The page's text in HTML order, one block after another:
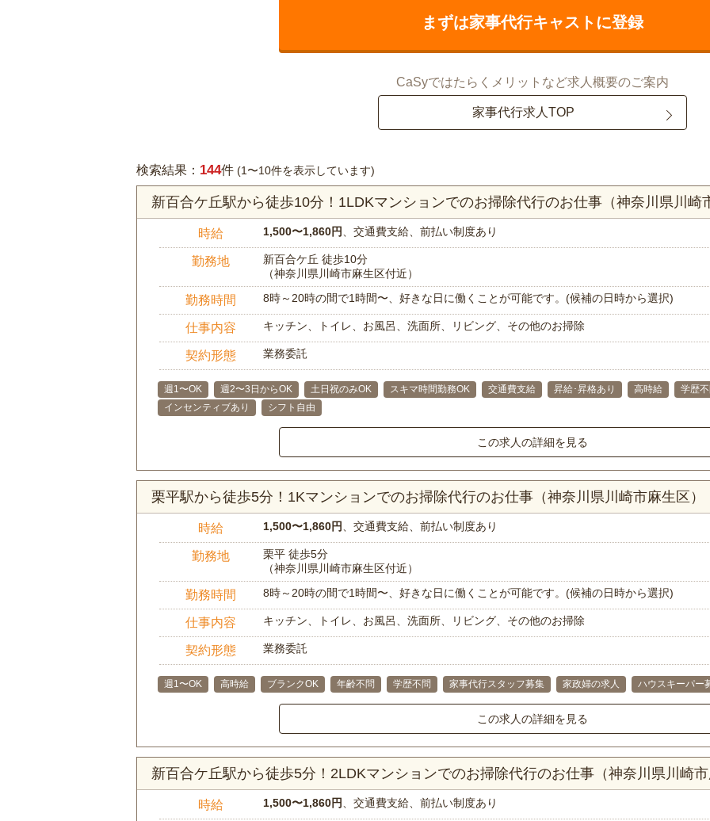
まずは家事代行キャストに登録
CaSyではたらくメリットなど求人概要のご案内
家事代行求人TOP
検索結果： 144件 (1〜10件を表示しています)
新百合ケ丘駅から徒歩10分！1LDKマンションでのお掃除代行のお仕事（神奈川県川崎
時給 1,500〜1,860円 、交通費支給、前払い制度あり
勤務地
新百合ケ丘 徒歩10分
（神奈川県川崎市麻生区付近）
勤務時間 8時～20時の間で1時間〜、好きな日に働くことが可能です。(候補の日時から選択)
仕事内容 キッチン、トイレ、お風呂、洗面所、リビング、その他のお掃除
契約形態 業務委託
週1〜OK 週2〜3日からOK 土日祝のみOK スキマ時間勤務OK 交通費支給 昇給･昇格あり 高時給 学歴
インセンティブあり
シフト自由
この求人の詳細を見る
栗平駅から徒歩5分！1Kマンションでのお掃除代行のお仕事（神奈川県川崎市麻生区）
時給 1,500〜1,860円 、交通費支給、前払い制度あり
勤務地
栗平 徒歩5分
（神奈川県川崎市麻生区付近）
勤務時間 8時～20時の間で1時間〜、好きな日に働くことが可能です。(候補の日時から選択)
仕事内容 キッチン、トイレ、お風呂、洗面所、リビング、その他のお掃除
契約形態 業務委託
週1〜OK 高時給 ブランクOK 年齢不問 学歴不問 家事代行スタッフ募集 家政婦の求人 ハウスキーパー
この求人の詳細を見る
新百合ケ丘駅から徒歩5分！2LDKマンションでのお掃除代行のお仕事（神奈川県川崎市
時給 1,500〜1,860円 、交通費支給、前払い制度あり